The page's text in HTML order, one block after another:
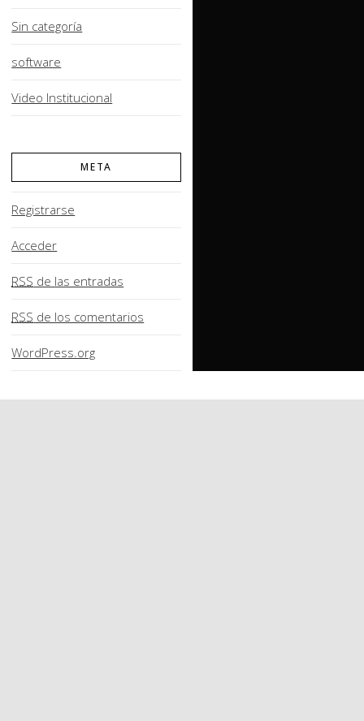
Sin categoría
software
Video Institucional
META
Registrarse
Acceder
RSS de las entradas
RSS de los comentarios
WordPress.org